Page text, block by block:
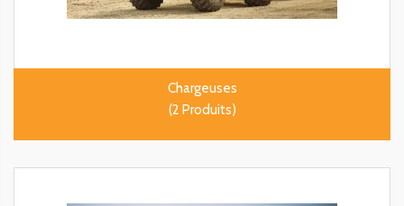
Chargeuses
(2 Produits)